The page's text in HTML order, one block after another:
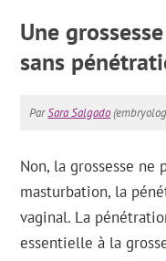
Une
sans
ParSara Salgado
Non, la grossesse ne
masturbation, la
vaginal. La
essentielle à la